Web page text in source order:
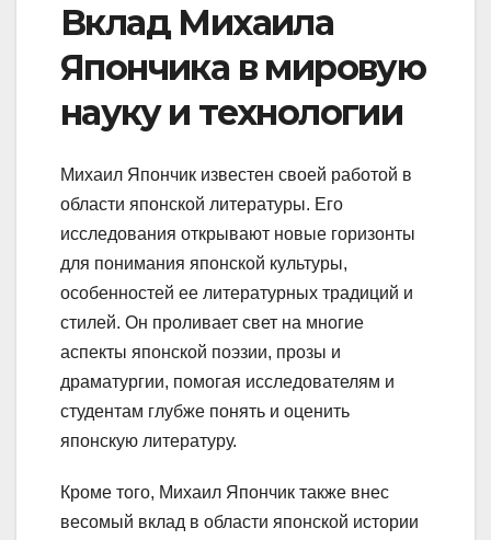
Вклад Михаила
Япончика в мировую
науку и технологии
Михаил Япончик известен своей работой в
области японской литературы. Его
исследования открывают новые горизонты
для понимания японской культуры,
особенностей ее литературных традиций и
стилей. Он проливает свет на многие
аспекты японской поэзии, прозы и
драматургии, помогая исследователям и
студентам глубже понять и оценить
японскую литературу.
Кроме того, Михаил Япончик также внес
весомый вклад в области японской истории